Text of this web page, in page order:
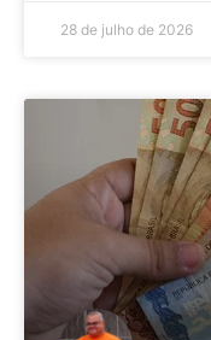
28 de julho de 2026